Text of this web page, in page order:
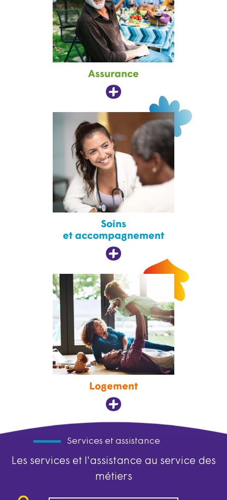
Assurance
Soins
et accompagnement
Logement
Services et assistance
Les services et l'assistance au service des
métiers